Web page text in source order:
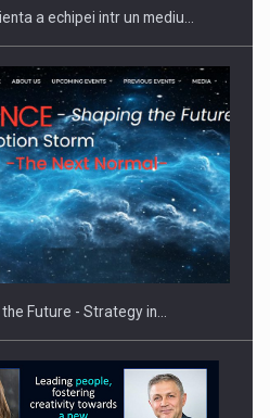
of Protein Demand
a echipei intr un mediu…
Future - Strategy in…